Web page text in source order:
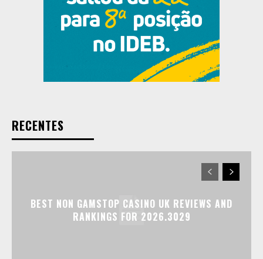
RECENTES
BEST NON GAMSTOP CASINO UK REVIEWS AND
RANKINGS FOR 2026.3029